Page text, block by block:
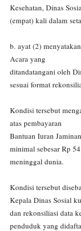
Kesehatan, Dinas
(empat) kali dalam
b. ayat (2)
Acara yang
ditandatangani oleh
sesuai format
Kondisi tersebut
atas pembayaran
Bantuan Iuran
minimal sebesar Rp
meninggal dunia.
Kondisi tersebut
Kepala Dinas Sosial
dan rekonsiliasi data
penduduk yang